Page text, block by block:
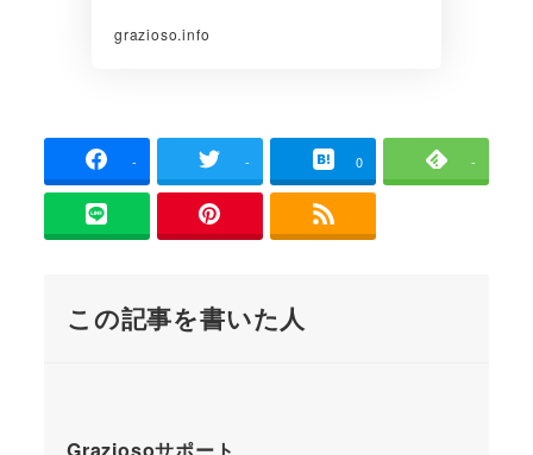
grazioso.info
- - 0 -
この記事を書いた人